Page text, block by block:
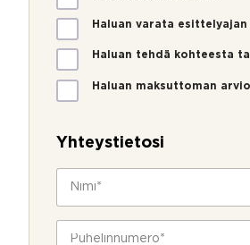
i
ä
d
Haluan varata esittelyajan
Haluan tehdä kohteesta
Haluan maksuttoman
Yhteystietosi
m